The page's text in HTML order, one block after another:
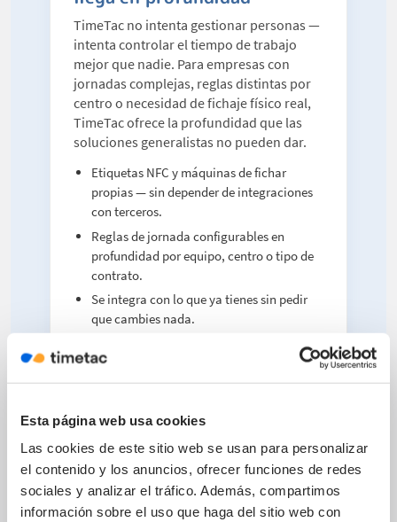
Esta página web usa cookies
Las cookies de este sitio web se usan para personalizar
el contenido y los anuncios, ofrecer funciones de redes
sociales y analizar el tráfico. Además, compartimos
información sobre el uso que haga del sitio web con
TimeTac no intenta gestionar personas —
intenta controlar el tiempo de trabajo
mejor que nadie. Para empresas con
jornadas complejas, reglas distintas por
centro o necesidad de fichaje físico real,
TimeTac ofrece la profundidad que las
soluciones generalistas no pueden dar.
Etiquetas NFC y máquinas de fichar
propias — sin depender de integraciones
con terceros.
Reglas de jornada configurables en
profundidad por equipo, centro o tipo de
contrato.
Se integra con lo que ya tienes sin pedir
que cambies nada.